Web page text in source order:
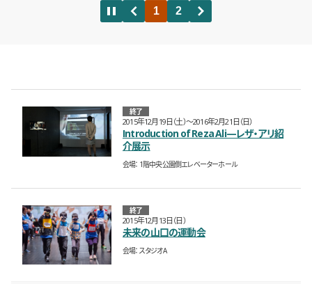
2015年12月19日（土）〜2016年2月21日（日）
終了
Introduction of Reza Ali—レザ・アリ紹
介展示
会場 1階中央公園側エレベーターホール
2015年12月13日（日）
終了
未来の山口の運動会
会場 スタジオA